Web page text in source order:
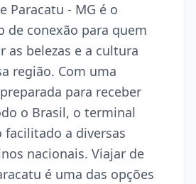
Paracatu - MG é o
de conexão para quem
as belezas e a cultura
região. Com uma
para receber
o Brasil, o terminal
facilitado a diversas
nacionais. Viajar de
é uma das opções